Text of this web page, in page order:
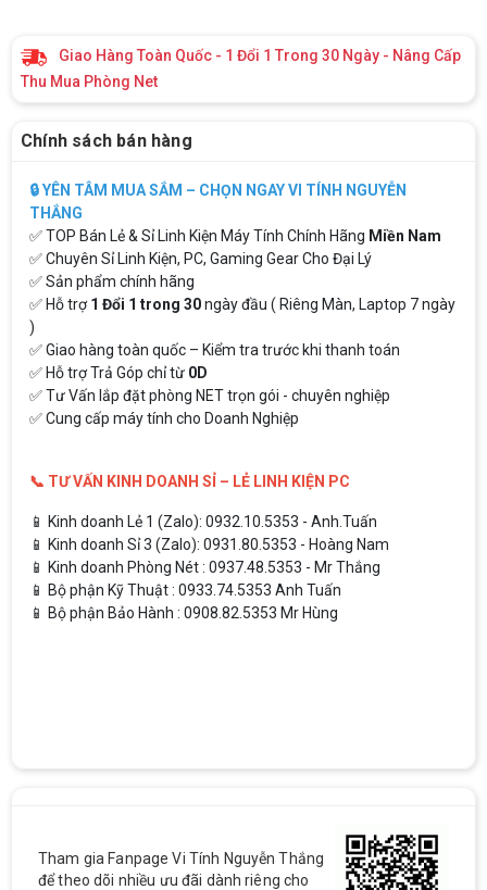
Giao Hàng Toàn Quốc - 1 Đổi 1 Trong 30 Ngày - Nâng Cấp
Thu Mua Phòng Net
Chính sách bán hàng
🔒 YÊN TÂM MUA SẮM – CHỌN NGAY VI TÍNH NGUYỄN
THẮNG
✅ TOP Bán Lẻ & Sỉ Linh Kiện Máy Tính Chính Hãng Miền Nam
✅ Chuyên Sỉ Linh Kiện, PC, Gaming Gear Cho Đại Lý
✅ Sản phẩm chính hãng
✅ Hỗ trợ1 Đổi 1 trong 30ngày đầu ( Riêng Màn, Laptop 7 ngày
)
✅ Giao hàng toàn quốc – Kiểm tra trước khi thanh toán
✅ Hỗ trợ Trả Góp chỉ từ 0D
✅ Tư Vấn lắp đặt phòng NET trọn gói - chuyên nghiệp
✅ Cung cấp máy tính cho Doanh Nghiệp
📞 TƯ VẤN KINH DOANH SỈ – LẺ LINH KIỆN PC
📱 Kinh doanh Lẻ 1 (Zalo): 0932.10.5353 - Anh.Tuấn
📱 Kinh doanh Sỉ 3 (Zalo): 0931.80.5353 - Hoàng Nam
📱 Kinh doanh Phòng Nét : 0937.48.5353 - Mr Thắng
📱 Bộ phận Kỹ Thuật : 0933.74.5353 Anh Tuấn
📱 Bộ phận Bảo Hành : 0908.82.5353 Mr Hùng
Tham gia Fanpage Vi Tính Nguyễn Thắng
để theo dõi nhiều ưu đãi dành riêng cho